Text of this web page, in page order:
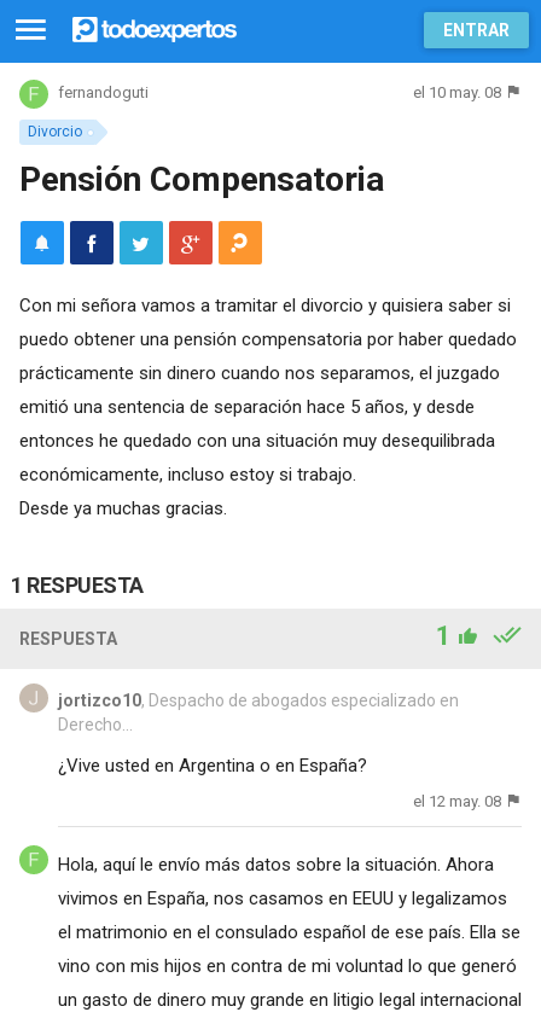
ENTRAR
Divorcio
fernandoguti el 10 may. 08
Pensión Compensatoria
Con mi señora vamos a tramitar el divorcio y quisiera saber si
puedo obtener una pensión compensatoria por haber quedado
prácticamente sin dinero cuando nos separamos, el juzgado
emitió una sentencia de separación hace 5 años, y desde
entonces he quedado con una situación muy desequilibrada
económicamente, incluso estoy si trabajo.
Desde ya muchas gracias.
1 RESPUESTA
RESPUESTA 1
jortizco10, Despacho de abogados especializado en
Derecho...
¿Vive usted en Argentina o en España?
el 12 may. 08
Hola, aquí le envío más datos sobre la situación. Ahora
vivimos en España, nos casamos en EEUU y legalizamos
el matrimonio en el consulado español de ese país. Ella se
vino con mis hijos en contra de mi voluntad lo que generó
un gasto de dinero muy grande en litigio legal internacional